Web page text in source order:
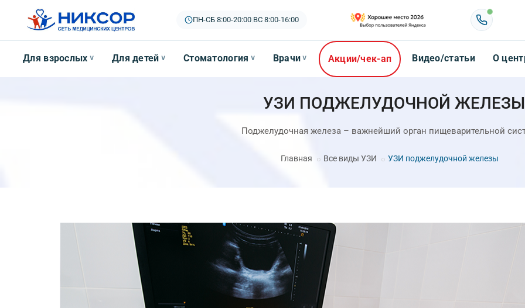
ПН-СБ 8:00-20:00| ВС 8:00-16:00
Для взрослых ∨ Для детей ∨ Стоматология ∨ Врачи ∨ Акции/чек-ап Видео/статьи О
УЗИ ПОДЖЕЛУДОЧНОЙ ЖЕЛЕЗЫ
Поджелудочная железа – важнейший орган пищеварительной
Главная Все виды УЗИ УЗИ поджелудочной железы